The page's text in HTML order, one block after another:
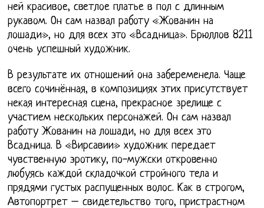
ней красивое, светлое платье в пол с длинным
рукавом. Он сам назвал работу «Жованин на
лошади», но для всех это «Всадница». Брюллов 8211
очень успешный художник.
В результате их отношений она забеременела. Чаще
всего сочинённая, в композициях этих присутствует
некая интересная сцена, прекрасное зрелище с
участием нескольких персонажей. Он сам назвал
работу Жованин на лошади, но для всех это
Всадница. В «Вирсавии» художник передает
чувственную эротику, по-мужски откровенно
любуясь каждой складочкой стройного тела и
прядями густых распущенных волос. Как в строгом,
Автопортрет – свидетельство того, пристрастном